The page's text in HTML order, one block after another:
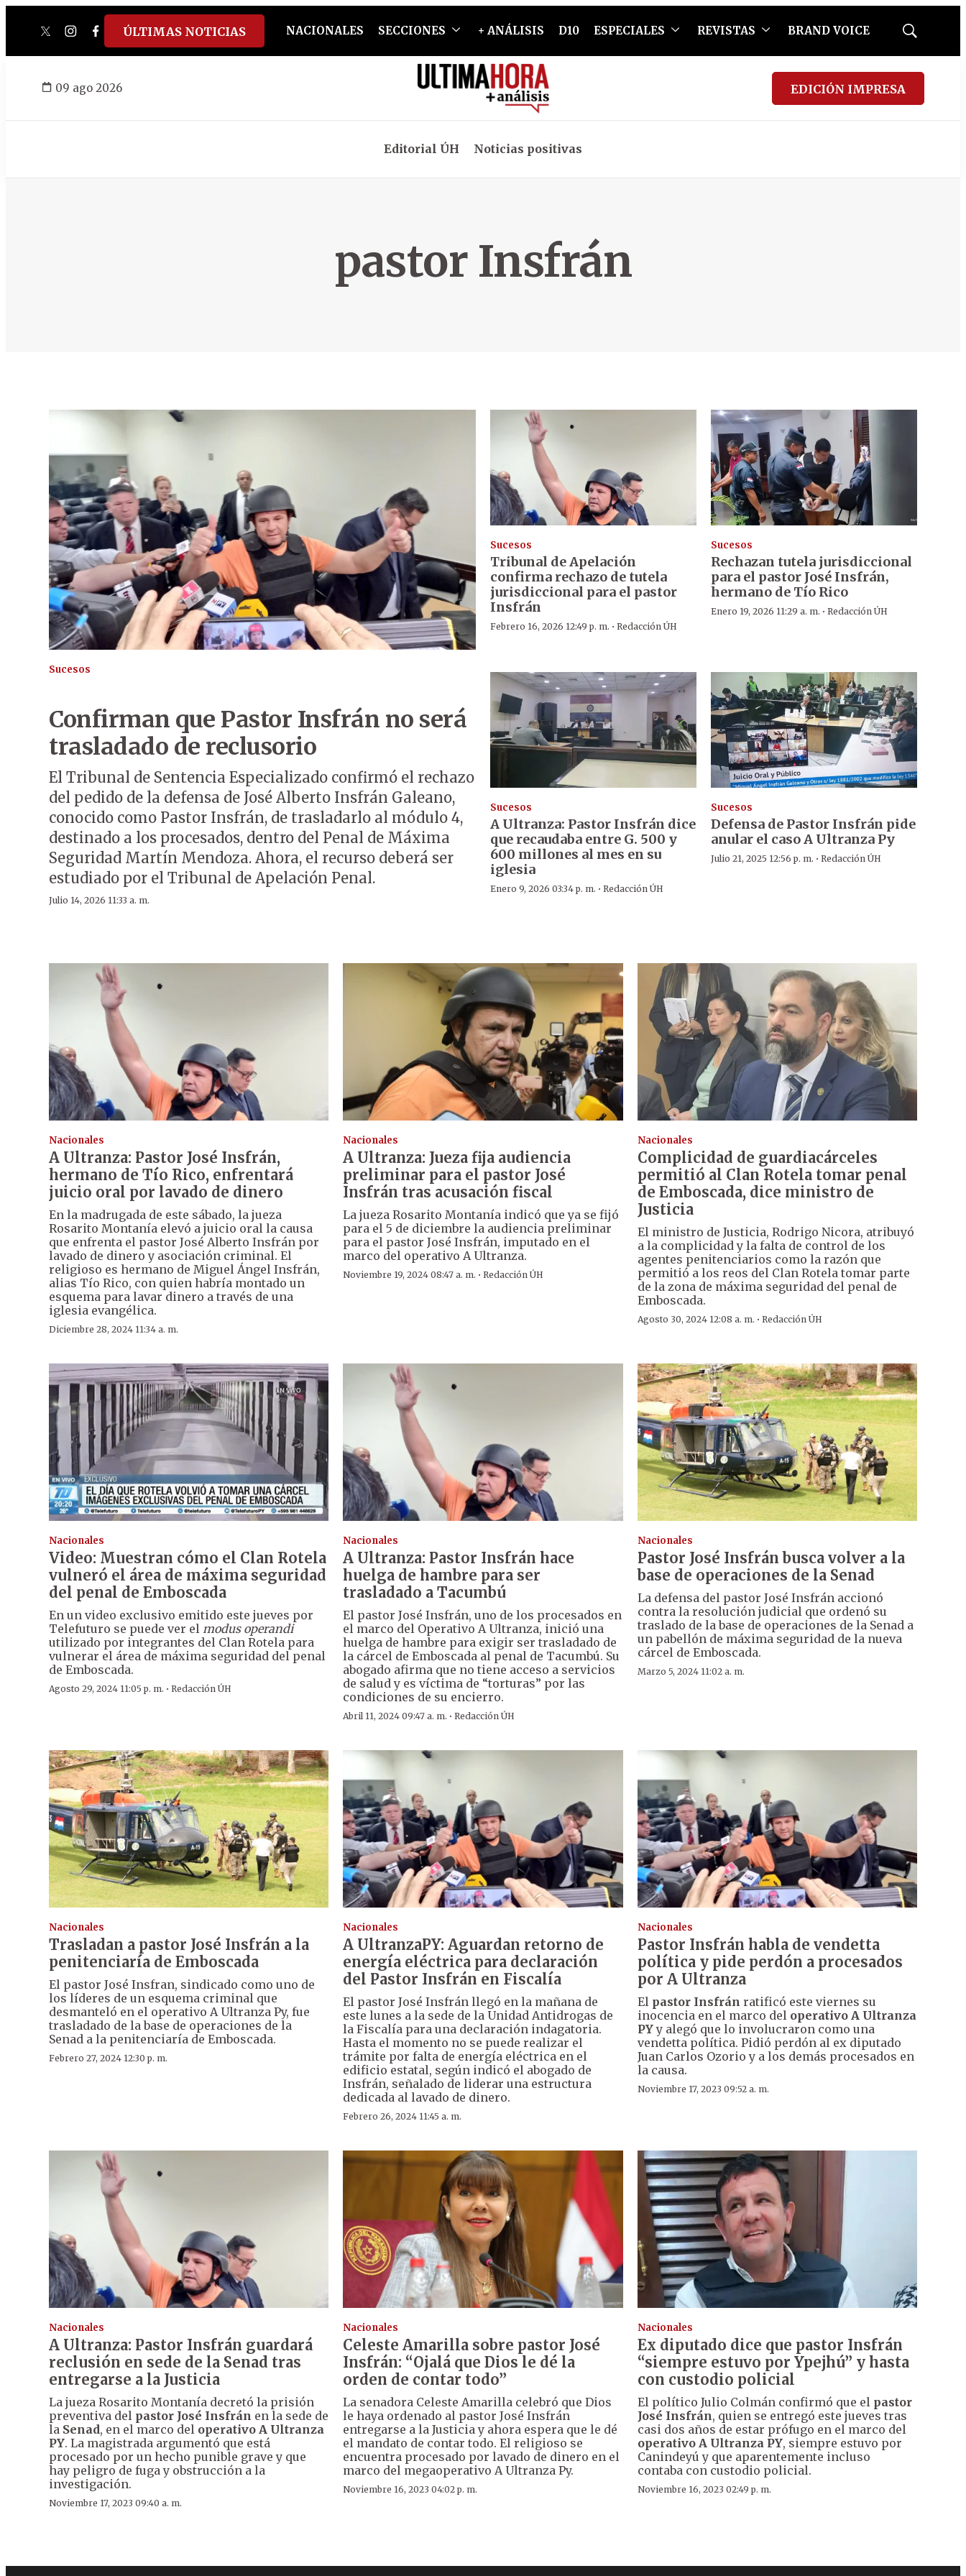
twitterinstagram
facebook
tiktokyoutube
spotify
ÚLTIMAS NOTICIAS NACIONALES SECCIONES + ANÁLISIS D10 ESPECIALES REVISTAS BRAND VOICE
Mostrar
09 ago 2026 EDICIÓN IMPRESA
Editorial ÚH Noticias positivas
pastor Insfrán
Sucesos
Confirman que Pastor Insfrán no será
trasladado de reclusorio
El Tribunal de Sentencia Especializado confirmó el rechazo
del pedido de la defensa de José Alberto Insfrán Galeano,
conocido como Pastor Insfrán, de trasladarlo al módulo 4,
destinado a los procesados, dentro del Penal de Máxima
Seguridad Martín Mendoza. Ahora, el recurso deberá ser
estudiado por el Tribunal de Apelación Penal.
Julio 14, 2026 11:33 a. m.
Sucesos
Tribunal de Apelación
confirma rechazo de tutela
jurisdiccional para el pastor
Insfrán
Febrero 16, 2026 12:49 p. m. · Redacción ÚH
Sucesos
Rechazan tutela jurisdiccional
para el pastor José Insfrán,
hermano de Tío Rico
Enero 19, 2026 11:29 a. m. · Redacción ÚH
Sucesos
A Ultranza: Pastor Insfrán dice
que recaudaba entre G. 500 y
600 millones al mes en su
iglesia
Enero 9, 2026 03:34 p. m. · Redacción ÚH
Sucesos
Defensa de Pastor Insfrán pide
anular el caso A Ultranza Py
Julio 21, 2025 12:56 p. m. · Redacción ÚH
Nacionales
A Ultranza: Pastor José Insfrán,
hermano de Tío Rico, enfrentará
juicio oral por lavado de dinero
En la madrugada de este sábado, la jueza
Rosarito Montanía elevó a juicio oral la causa
que enfrenta el pastor José Alberto Insfrán por
lavado de dinero y asociación criminal. El
religioso es hermano de Miguel Ángel Insfrán,
alias Tío Rico, con quien habría montado un
esquema para lavar dinero a través de una
iglesia evangélica.
Diciembre 28, 2024 11:34 a. m.
Nacionales
A Ultranza: Jueza fija audiencia
preliminar para el pastor José
Insfrán tras acusación fiscal
La jueza Rosarito Montanía indicó que ya se fijó
para el 5 de diciembre la audiencia preliminar
para el pastor José Insfrán, imputado en el
marco del operativo A Ultranza.
Noviembre 19, 2024 08:47 a. m. ·Redacción ÚH
Nacionales
Complicidad de guardiacárceles
permitió al Clan Rotela tomar penal
de Emboscada, dice ministro de
Justicia
El ministro de Justicia, Rodrigo Nicora, atribuyó
a la complicidad y la falta de control de los
agentes penitenciarios como la razón que
permitió a los reos del Clan Rotela tomar parte
de la zona de máxima seguridad del penal de
Emboscada.
Agosto 30, 2024 12:08 a. m. · Redacción ÚH
Nacionales
Video: Muestran cómo el Clan Rotela
vulneró el área de máxima seguridad
del penal de Emboscada
En un video exclusivo emitido este jueves por
Telefuturo se puede ver el modus operandi
utilizado por integrantes del Clan Rotela para
vulnerar el área de máxima seguridad del penal
de Emboscada.
Agosto 29, 2024 11:05 p. m. · Redacción ÚH
Nacionales
A Ultranza: Pastor Insfrán hace
huelga de hambre para ser
trasladado a Tacumbú
El pastor José Insfrán, uno de los procesados en
el marco del Operativo A Ultranza, inició una
huelga de hambre para exigir ser trasladado de
la cárcel de Emboscada al penal de Tacumbú. Su
abogado afirma que no tiene acceso a servicios
de salud y es víctima de “torturas” por las
condiciones de su encierro.
Abril 11, 2024 09:47 a. m. ·Redacción ÚH
Nacionales
Pastor José Insfrán busca volver a la
base de operaciones de la Senad
La defensa del pastor José Insfrán accionó
contra la resolución judicial que ordenó su
traslado de la base de operaciones de la Senad a
un pabellón de máxima seguridad de la nueva
cárcel de Emboscada.
Marzo 5, 2024 11:02 a. m.
Nacionales
Trasladan a pastor José Insfrán a la
penitenciaría de Emboscada
El pastor José Insfran, sindicado como uno de
los líderes de un esquema criminal que
desmanteló en el operativo A Ultranza Py, fue
trasladado de la base de operaciones de la
Senad a la penitenciaría de Emboscada.
Febrero 27, 2024 12:30 p. m.
Nacionales
A UltranzaPY: Aguardan retorno de
energía eléctrica para declaración
del Pastor Insfrán en Fiscalía
El pastor José Insfrán llegó en la mañana de
este lunes a la sede de la Unidad Antidrogas de
la Fiscalía para una declaración indagatoria.
Hasta el momento no se puede realizar el
trámite por falta de energía eléctrica en el
edificio estatal, según indicó el abogado de
Insfrán, señalado de liderar una estructura
dedicada al lavado de dinero.
Febrero 26, 2024 11:45 a. m.
Nacionales
Pastor Insfrán habla de vendetta
política y pide perdón a procesados
por A Ultranza
El pastor Insfrán ratificó este viernes su
inocencia en el marco del operativo A Ultranza
PYy alegó que lo involucraron como una
vendetta política. Pidió perdón al ex diputado
Juan Carlos Ozorio y a los demás procesados en
la causa.
Noviembre 17, 2023 09:52 a. m.
Nacionales
A Ultranza: Pastor Insfrán guardará
reclusión en sede de la Senad tras
entregarse a la Justicia
La jueza Rosarito Montanía decretó la prisión
preventiva del pastor José Insfrán en la sede de
la Senad, en el marco del operativo A Ultranza
PY. La magistrada argumentó que está
procesado por un hecho punible grave y que
hay peligro de fuga y obstrucción a la
investigación.
Noviembre 17, 2023 09:40 a. m.
Nacionales
Celeste Amarilla sobre pastor José
Insfrán: “Ojalá que Dios le dé la
orden de contar todo”
La senadora Celeste Amarilla celebró que Dios
le haya ordenado al pastor José Insfrán
entregarse a la Justicia y ahora espera que le dé
el mandato de contar todo. El religioso se
encuentra procesado por lavado de dinero en el
marco del megaoperativo A Ultranza Py.
Noviembre 16, 2023 04:02 p. m.
Nacionales
Ex diputado dice que pastor Insfrán
“siempre estuvo por Ypejhú” y hasta
con custodio policial
El político Julio Colmán confirmó que el pastor
José Insfrán, quien se entregó este jueves tras
casi dos años de estar prófugo en el marco del
operativo A Ultranza PY, siempre estuvo por
Canindeyú y que aparentemente incluso
contaba con custodio policial.
Noviembre 16, 2023 02:49 p. m.